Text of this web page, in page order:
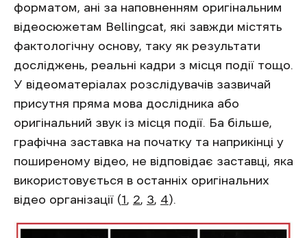
форматом, ані за наповненням оригінальним
відеосюжетам Bellingcat, які завжди містять
фактологічну основу, таку як результати
досліджень, реальні кадри з місця події тощо.
У відеоматеріалах розслідувачів зазвичай
присутня пряма мова дослідника або
оригінальний звук із місця події. Ба більше,
графічна заставка на початку та наприкінці у
поширеному відео, не відповідає заставці, яка
використовується в останніх оригінальних
відео організації (1, 2, 3, 4).